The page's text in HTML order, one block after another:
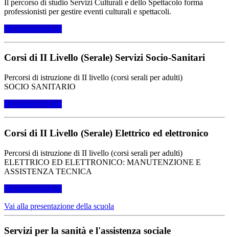
Il percorso di studio Servizi Culturali e dello Spettacolo forma
professionisti per gestire eventi culturali e spettacoli.
Per saperne di più
Corsi di II Livello (Serale) Servizi Socio-Sanitari
Percorsi di istruzione di II livello (corsi serali per adulti)
SOCIO SANITARIO
Per saperne di più
Corsi di II Livello (Serale) Elettrico ed elettronico
Percorsi di istruzione di II livello (corsi serali per adulti)
ELETTRICO ED ELETTRONICO: MANUTENZIONE E
ASSISTENZA TECNICA
Per saperne di più
Vai alla presentazione della scuola
Servizi per la sanità e l'assistenza sociale